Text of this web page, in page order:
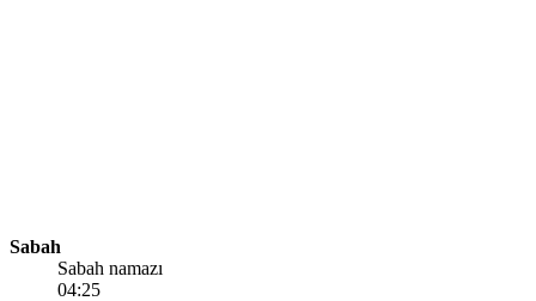
Sabah
Sabah namazı
04:25